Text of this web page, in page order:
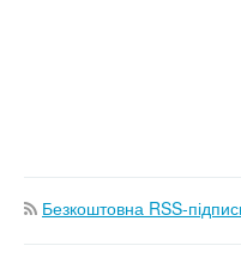
Безкоштовна RSS-